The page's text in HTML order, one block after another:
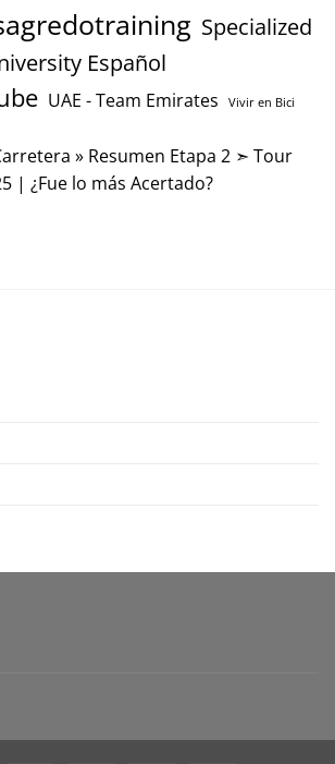
Specialized
Español
UAE - Team Emirates Vivir en Bici
» Resumen Etapa 2 ➣ Tour
| ¿Fue lo más Acertado?